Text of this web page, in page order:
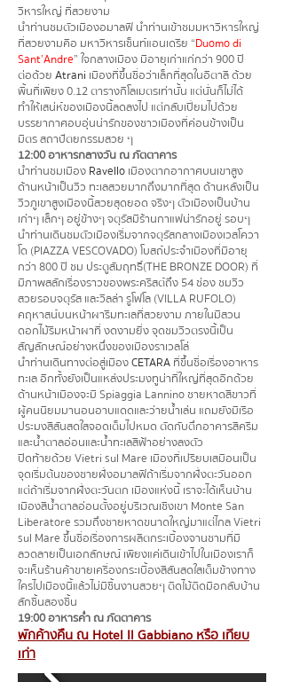
วิหารใหญ่ ที่สวยงาม
นำท่านชมตัวเมืองอมาลฟี นำท่านเข้าชมมหาวิหารใหญ่
ที่สวยงามคือ มหาวิหารเซ็นท์แอนเดรีย “Duomo di
Sant’Andre” ใจกลางเมือง มีอายุเก่าแก่กว่า 900 ปี
ต่อด้วย Atrani เมืองที่ขึ้นชื่อว่าเล็กที่สุดในอิตาลี ด้วย
พื้นที่เพียง 0.12 ตารางกิโลเมตรเท่านั้น แต่นั่นก็ไม่ได้
ทำให้เสน่ห์ของเมืองนี้ลดลงไป แต่กลับเปี่ยมไปด้วย
บรรยากาศอบอุ่นน่ารักของชาวเมืองที่ค่อนข้างเป็น
มิตร สถาปัตยกรรมสวย ๆ
12:00 อาหารกลางวัน ณ ภัตตาคาร
นำท่านชมเมือง Ravello เมืองตากอากาศบนเขาสูง
ด้านหน้าเป็นวิว ทะเลสวยมากถึงมากที่สุด ด้านหลังเป็น
วิวภูเขาสูงเมืองนี้สวยสุดยอด จริงๆ ตัวเมืองเป็นบ้าน
เก่าๆ เล็กๆ อยู่ข้างๆ จตุรัสมีร้านกาแฟน่ารักอยู่ รอบๆ
นำท่านเดินชมตัวเมืองเริ่มจากจตุรัสกลางเมืองเวสโควา
โด (PIAZZA VESCOVADO) โบสถ์ประจำเมืองที่มีอายุ
กว่า 800 ปี ชม ประตูสัมฤทธิ์(THE BRONZE DOOR) ที่
มีภาพสลักเรื่องราวของพระคริสต์ถึง 54 ช่อง ชมวิว
สวยรอบจตุรัส และวิลล่า รูโฟโล (VILLA RUFOLO)
คฤหาสน์บนหน้าผาริมทะเลที่สวยงาม ภายในมีสวน
ดอกไม้ริมหน้าผาที่ งดงามยิ่ง จุดชมวิวตรงนี้เป็น
สัญลักษณ์อย่างหนึ่งของเมืองราเวลโล่
นำท่านเดินทางต่อสู่เมืองCETARA ที่ขึ้นชื่อเรื่องอาหาร
ทะเล อีกทั้งยังเป็นแหล่งประมงทูน่าที่ใหญ่ที่สุดอีกด้วย
ด้านหน้าเมืองจะมี Spiaggia Lannino ชายหาดสีขาวที่
ผู้คนนิยมมานอนอาบแดดและว่ายน้ำเล่น แถมยังมีเรือ
ประมงสีสันสดใสจอดเต็มไปหมด ตัดกับตึกอาคารสีครีม
และน้ำตาลอ่อนและน้ำทะเลสีฟ้าอย่างลงตัว
ปิดท้ายด้วย Vietri sul Mare เมืองที่เปรียบเสมือนเป็น
จุดเริ่มต้นของชายฝั่งอมาลฟีถ้าเริ่มจากฝั่งตะวันออก
แต่ถ้าเริ่มจากฝั่งตะวันตก เมืองแห่งนี้ เราจะได้เห็นบ้าน
เมืองสีน้ำตาลอ่อนตั้งอยู่บริเวณเชิงเขา Monte San
Liberatore รวมถึงชายหาดขนาดใหญ่มาแต่ไกล Vietri
sul Mare ขึ้นชื่อเรื่องการผลิตกระเบื้องจานชามที่มี
ลวดลายเป็นเอกลักษณ์ เพียงแค่เดินเข้าไปในเมืองเราก็
จะเห็นร้านค้าขายเครื่องกระเบื้องสีสันสดใสเต็มข้างทาง
ใครไปเมืองนี้แล้วไม่มีชิ้นงานสวยๆ ติดไม้ติดมือกลับบ้าน
สักชิ้นสองชิ้น
19:00 อาหารค่ำ ณ ภัตตาคาร
พักค้างคืน ณ Hotel Il Gabbiano หรือ เทียบ
เท่า